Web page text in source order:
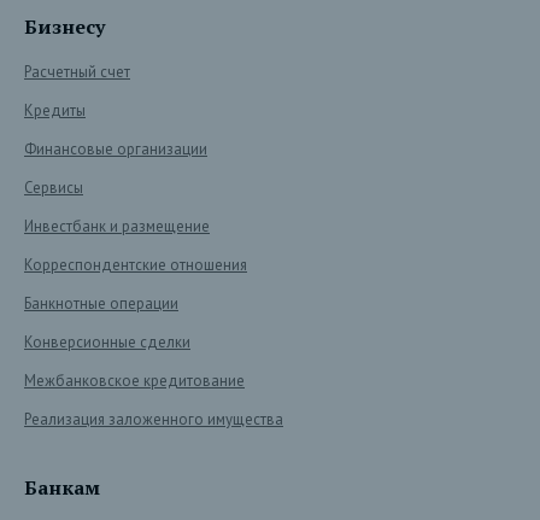
Бизнесу
Расчетный счет
Кредиты
Финансовые организации
Сервисы
Инвестбанк и размещение
Корреспондентские отношения
Банкнотные операции
Конверсионные сделки
Межбанковское кредитование
Реализация заложенного имущества
Банкам